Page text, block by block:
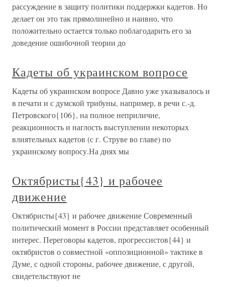
рассуждение в защиту политики поддержки кадетов. Но
делает он это так прямолинейно и наивно, что
положительно остается только поблагодарить его за
доведение ошибочной теории до
Кадеты об украинском вопросе
Кадеты об украинском вопросе Давно уже указывалось и
в печати и с думской трибуны, например, в речи с.-д.
Петровского{106}, на полное неприличие,
реакционность и наглость выступлении некоторых
влиятельных кадетов (с г. Струве во главе) по
украинскому вопросу.На днях мы
Октябристы{43} и рабочее
движение
Октябристы{43} и рабочее движение Современный
политический момент в России представляет особенный
интерес. Переговоры кадетов, прогрессистов{44} и
октябристов о совместной «оппозиционной» тактике в
Думе, с одной стороны, рабочее движение, с другой,
свидетельствуют не